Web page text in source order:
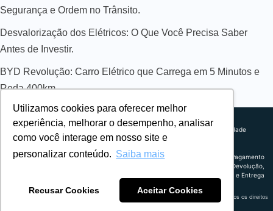
Utilizamos cookies para oferecer melhor
experiência, melhorar o desempenho, analisar
como você interage em nosso site e
personalizar conteúdo. Saiba mais
Recusar Cookies Aceitar Cookies
Segurança e Ordem no Trânsito.
Desvalorização dos Elétricos: O Que Você Precisa Saber
Antes de Investir.
BYD Revolução: Carro Elétrico que Carrega em 5 Minutos e
Roda 400km
Explorando novos horizontes com
inovação e estratégia. Estamos
para um amanhã mais conectado e
Sobre nós
Política de privacidade
Política de Pagamento
Troca, Devolução,
Reembolso e Entrega
Retrocart Veiculos Eletricos LTDA CNPJ: 49.759.389/0001-42 | © 2024 Webeletrico. Todos os direitos